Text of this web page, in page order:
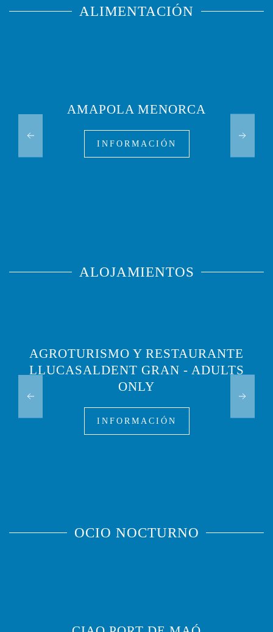
ALIMENTACIÓN
AMAPOLA MENORCA
INFORMACIÓN
ALOJAMIENTOS
AGROTURISMO Y RESTAURANTE
LLUCASALDENT GRAN - ADULTS
ONLY
INFORMACIÓN
OCIO NOCTURNO